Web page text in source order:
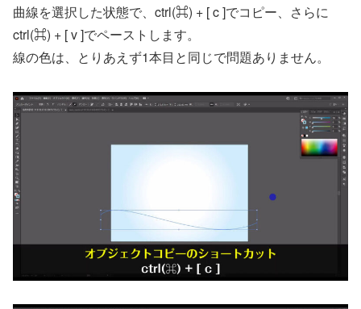
曲線を選択した状態で、ctrl(⌘) + [ c ]でコピー、さらに
ctrl(⌘) + [ v ]でペーストします。
線の色は、とりあえず1本目と同じで問題ありません。